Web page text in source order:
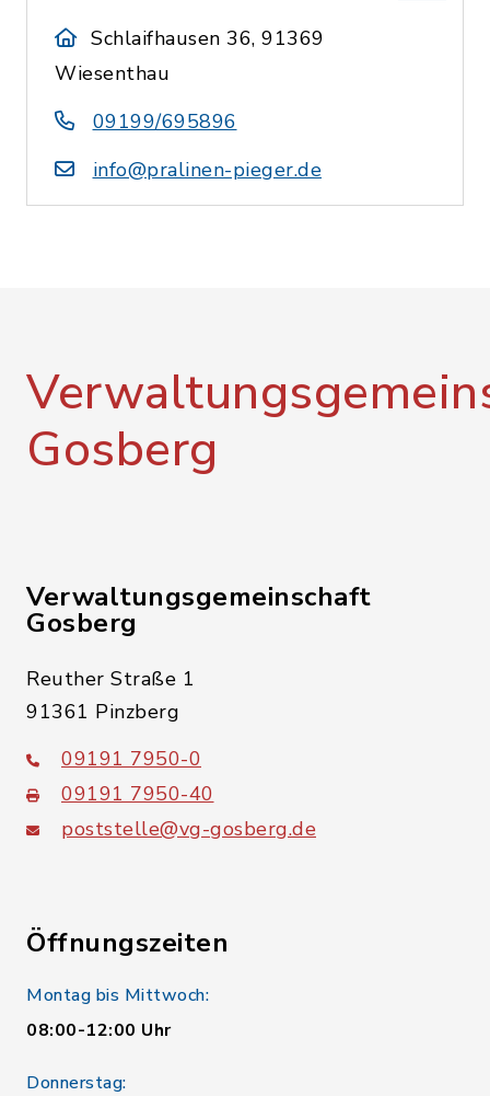
Schlaifhausen 36, 91369
Wiesenthau
09199/695896
info@pralinen-pieger.de
Gosberg
Verwaltungsgemeinschaft
Gosberg
Reuther Straße 1
91361 Pinzberg
09191 7950-0
09191 7950-40
poststelle@vg-gosberg.de
Öffnungszeiten
Montag bis Mittwoch:
08:00-12:00 Uhr
Donnerstag: